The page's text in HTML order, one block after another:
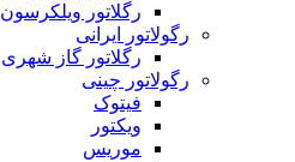
رگلاتور ویلکرسون
رگولاتور ایرانی
رگلاتور گاز شهری
رگولاتور چینی
فیتوک
ویکتور
موریس